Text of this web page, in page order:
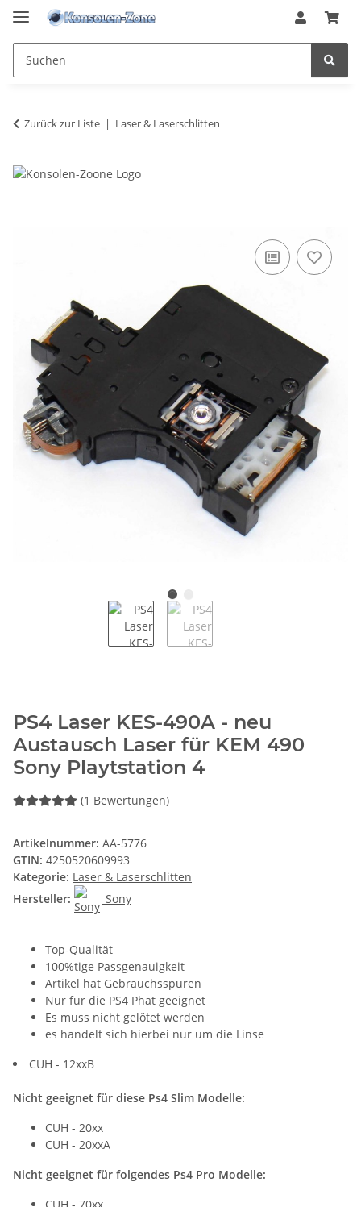
Zurück zur Liste Laser & Laserschlitten
PS4 Laser KES-490A - neu
Austausch Laser für KEM 490
Sony Playtstation 4
(1 Bewertungen)
Artikelnummer: AA-5776
GTIN: 4250520609993
Kategorie: Laser & Laserschlitten
Hersteller:
Sony
Top-Qualität
100%tige Passgenauigkeit
Artikel hat Gebrauchsspuren
Nur für die PS4 Phat geeignet
Es muss nicht gelötet werden
es handelt sich hierbei nur um die Linse
CUH - 12xxB
Nicht geeignet für diese Ps4 Slim Modelle:
CUH - 20xx
CUH - 20xxA
Nicht geeignet für folgendes Ps4 Pro Modelle: